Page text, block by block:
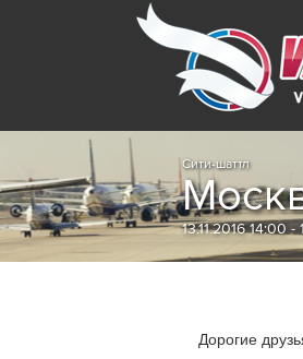
Сити-шаттл
13.11.2016 14:00
Дорогие